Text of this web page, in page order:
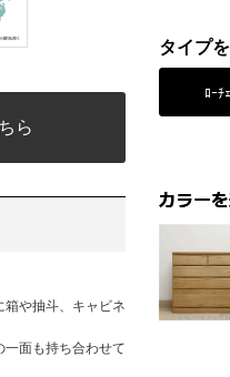
ら
や抽斗、キャビネ
面も持ち合わせて
タイプ
ﾛｰﾁ